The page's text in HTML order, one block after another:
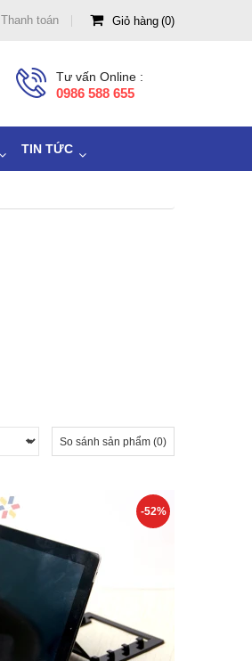
Thanh toán Giỏ hàng 0
Tư vấn Online :
0986 588 655
TIN TỨC
So sánh sản phẩm (0)
-52%